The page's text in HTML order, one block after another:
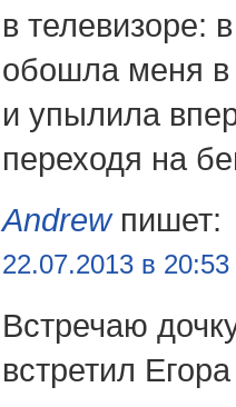
в телевизоре:
обошла меня в
и упылила
переходя на
Andrewпишет:
22.07.2013 в 20:53
Встречаю
встретил